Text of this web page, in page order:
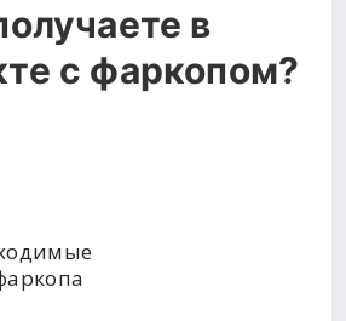
в
с фаркопом?